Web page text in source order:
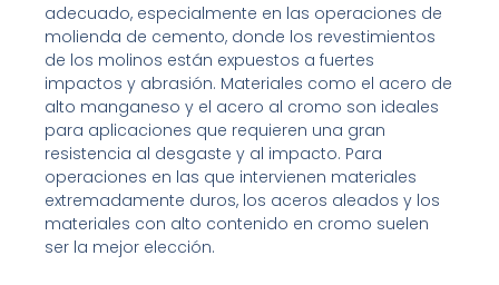
adecuado, especialmente en las operaciones de
molienda de cemento, donde los revestimientos
de los molinos están expuestos a fuertes
impactos y abrasión. Materiales como el acero de
alto manganeso y el acero al cromo son ideales
para aplicaciones que requieren una gran
resistencia al desgaste y al impacto. Para
operaciones en las que intervienen materiales
extremadamente duros, los aceros aleados y los
materiales con alto contenido en cromo suelen
ser la mejor elección.